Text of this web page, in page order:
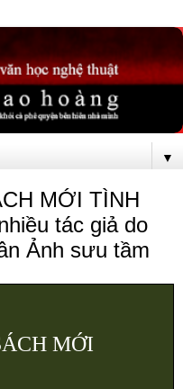
▼
MỚI TÌNH
tác giả do
Ảnh sưu tầm
MỚI